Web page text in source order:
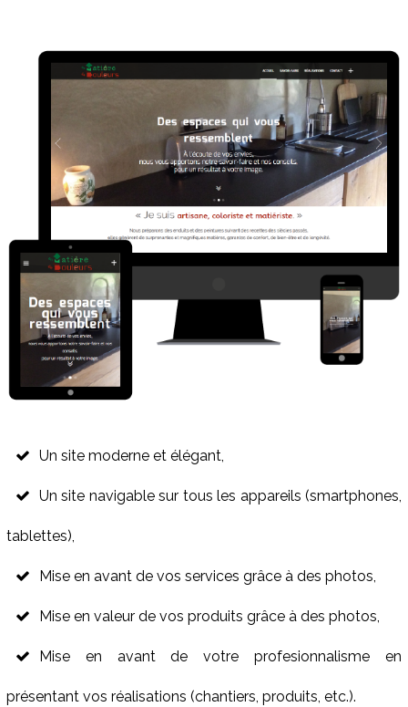
Un site moderne et élégant,
Un site navigable sur tous les appareils (smartphones,
tablettes),
Mise en avant de vos services grâce à des photos,
Mise en valeur de vos produits grâce à des photos,
Mise en avant de votre profesionnalisme en
présentant vos réalisations (chantiers, produits, etc.).